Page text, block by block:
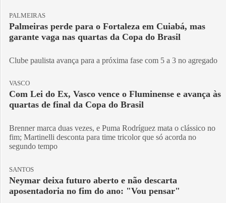
PALMEIRAS
Palmeiras perde para o Fortaleza em Cuiabá, mas
garante vaga nas quartas da Copa do Brasil
Clube paulista avança para a próxima fase com 5 a 3 no agregado
VASCO
Com Lei do Ex, Vasco vence o Fluminense e avança às
quartas de final da Copa do Brasil
Brenner marca duas vezes, e Puma Rodríguez mata o clássico no
fim; Martinelli desconta para time tricolor que só acorda no
segundo tempo
SANTOS
Neymar deixa futuro aberto e não descarta
aposentadoria no fim do ano: "Vou pensar"